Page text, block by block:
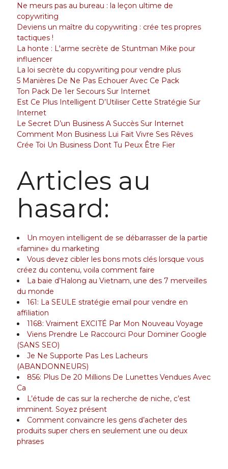
Ne meurs pas au bureau : la leçon ultime de
copywriting
Deviens un maître du copywriting : crée tes propres
tactiques !
La honte : L'arme secrète de Stuntman Mike pour
influencer
La loi secrète du copywriting pour vendre plus
5 Manières De Ne Pas Echouer Avec Ce Pack
Ton Pack De 1er Secours Sur Internet
Est Ce Plus Intelligent D’Utiliser Cette Stratégie Sur
Internet
Le Secret D’un Business A Succès Sur Internet
Comment Mon Business Lui Fait Vivre Ses Rêves
Crée Toi Un Business Dont Tu Peux Être Fier
Articles au
hasard:
Un moyen intelligent de se débarrasser de la partie
«famine» du marketing
Vous devez cibler les bons mots clés lorsque vous
créez du contenu, voila comment faire
La baie d’Halong au Vietnam, une des 7 merveilles
du monde
161: La SEULE stratégie email pour vendre en
affiliation
1168: Vraiment EXCITÉ Par Mon Nouveau Voyage
Viens Prendre Le Raccourci Pour Dominer Google
(SANS SEO)
Je Ne Supporte Pas Les Lacheurs
(ABANDONNEURS)
856: Plus De 20 Millions De Lunettes Vendues Avec
Ca
L’étude de cas sur la recherche de niche, c’est
imminent. Soyez présent
Comment convaincre les gens d’acheter des
produits super chers en seulement une ou deux
phrases